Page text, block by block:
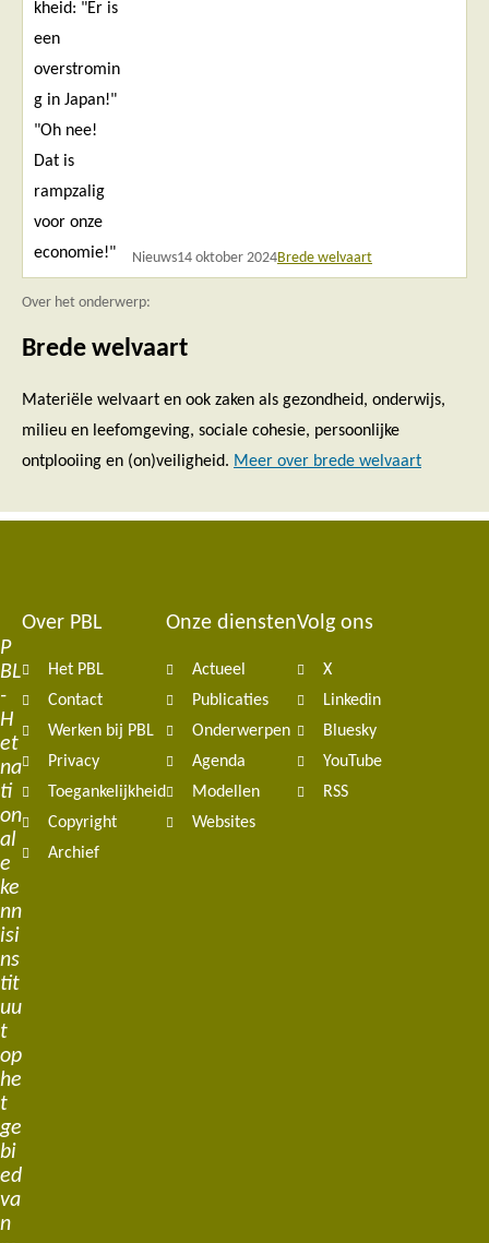
Nieuws14 oktober 2024Brede welvaart
Over het onderwerp:
Brede welvaart
Materiële welvaart en ook zaken als gezondheid, onderwijs,
milieu en leefomgeving, sociale cohesie, persoonlijke
ontplooiing en (on)veiligheid. Meer over brede welvaart
P
BL
-
H
et
na
ti
on
al
e
ke
nn
isi
ns
tit
uu
t
op
he
t
ge
bi
ed
va
n
Footer
navigation
Over PBL
Het PBL
Contact
Werken bij PBL
Privacy
Toegankelijkheid
Copyright
Archief
Onze diensten
Actueel
Publicaties
Onderwerpen
Agenda
Modellen
Websites
Volg ons
X
Linkedin
Bluesky
YouTube
RSS